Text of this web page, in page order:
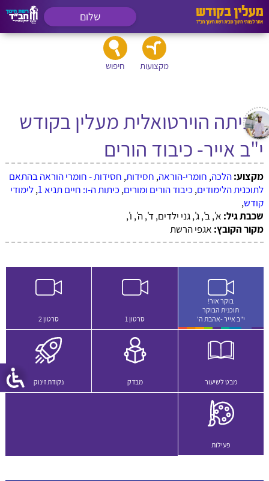
שלום
מקצועות חיפוש
הכיתה הוירטואלית מעלין בקודש
י"ב אייר- כיבוד הורים
מקצוע:הלכה, חומרי-הוראה, חסידות, חסידות - חומרי הוראה בהתאם
לתוכנית הלימודים, כיבוד הורים ומורים, כיתות ה-ו: חיים תניא 1 ,לימודי
קודש,
שכבת גיל: א', ב', ג', גני ילדים, ד', ה', ו',
מקור הקובץ: אגפי הרשת
בוקר אור!
תוכנית הבוקר
י"ב אייר -אהבת ה'
סרטון 1 סרטון 2
מבט לשיעור מבדק נקודת זינוק
פעילות